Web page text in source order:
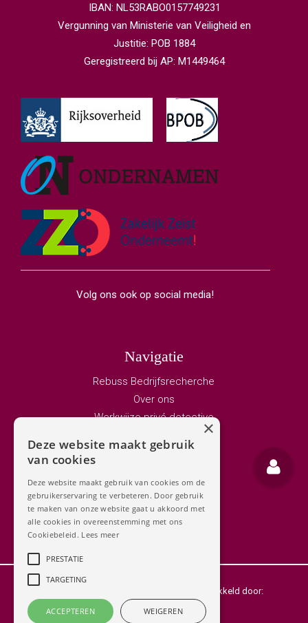
IBAN: NL53RABO0157749231
Vergunning van Ministerie van Veiligheid en
Justitie: POB 1884
Geregistreerd bij AP: M1449464
Volg ons ook op social media!
Navigatie
Rebuss Bedrijfsrecherche
Over ons
Werkwijze privé detective
Vacature privedetective
Bedrijfsrecherche
Privé detective
Contact
Ontwikkeld door:
Best4u Group B.V.
Deze website maakt gebruik
van cookies
Deze website maakt gebruik van cookies om de
gebruikerservaring te verbeteren. Door gebruik
te maken van onze website gaat u akkoord met
alle cookies in overeenstemming met ons
Cookiebeleid. Lees meer
PRESTATIE
TARGETING
ACCEPTEREN WEIGEREN
×